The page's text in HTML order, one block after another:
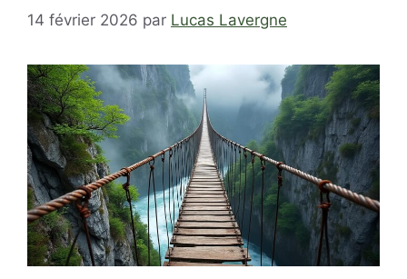
14 février 2026 par Lucas Lavergne